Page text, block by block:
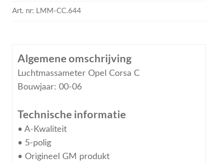
Art. nr: LMM-CC.644
Algemene omschrijving
Luchtmassameter Opel Corsa C
Bouwjaar: 00-06
Technische informatie
• A-Kwaliteit
• 5-polig
• Origineel GM produkt